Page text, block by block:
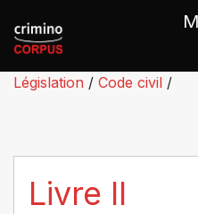
Législation / Code civil /
Livre II
Panneau de gestion des